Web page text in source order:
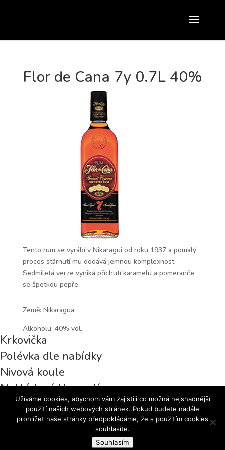
Flor de Cana 7y 0.7L 40%
Tento rum se vyrábí v Nikaragui od roku 1937 a pomalý
proces stárnutí mu dodává jemnou komplexnost.
Sedmiletá verze vyniká příchutí karamelu a pomeranče
se špetkou pepře.
Země: Nikaragua
Alkoholu: 40% vol.
Krkovička
Polévka dle nabídky
Nivová koule
Nakládaný Hermelín
© 2018 Pivnice u Čolka | Hospoda v Brně
Užíváme cookies, abychom vám zajistili co možná nejsnadnější
použití našich webových stránek. Pokud budete nadále
prohlížet naše stránky předpokládáme, že s použitím cookies
souhlasíte.
Souhlasím